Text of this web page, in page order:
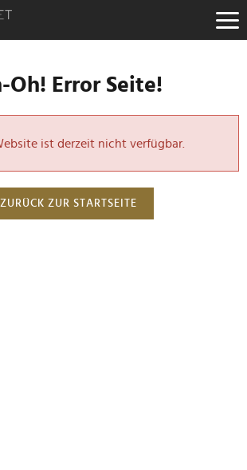
Oh! Error Seite!
ist derzeit nicht verfügbar.
ZURÜCK ZUR STARTSEITE